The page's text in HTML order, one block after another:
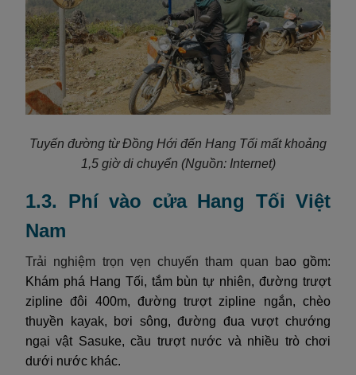
Tuyến đường từ Đồng Hới đến Hang Tối mất khoảng
1,5 giờ di chuyển (Nguồn: Internet)
1.3. Phí vào cửa Hang Tối Việt
Nam
Trải nghiệm trọn vẹn chuyến tham quan bao gồm:
Khám phá Hang Tối, tắm bùn tự nhiên, đường trượt
zipline đôi 400m, đường trượt zipline ngắn, chèo
thuyền kayak, bơi sông, đường đua vượt chướng
ngại vật Sasuke, cầu trượt nước và nhiều trò chơi
dưới nước khác.